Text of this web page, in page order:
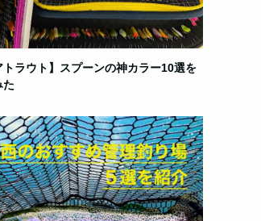
トラウト】スプーンの神カラー10選を
た